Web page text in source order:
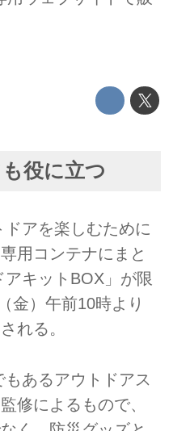
役に立つ
アを楽しむために
用コンテナにまと
キットBOX」が限
金）午前10時より
れる。
あるアウトドアス
修によるもので、